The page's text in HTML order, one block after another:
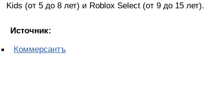
Kids (от 5 до 8 лет) и Roblox Select (от 9 до 15 лет).
Источник:
Коммерсантъ